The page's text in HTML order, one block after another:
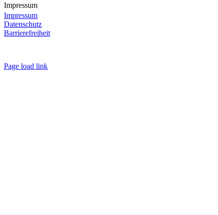
Impressum
Impressum
Datenschutz
Barrierefreiheit
Page load link